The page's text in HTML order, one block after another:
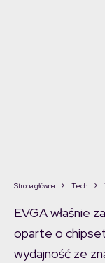
Strona główna Tech
EVGA właśnie
oparte o
wydajność ze